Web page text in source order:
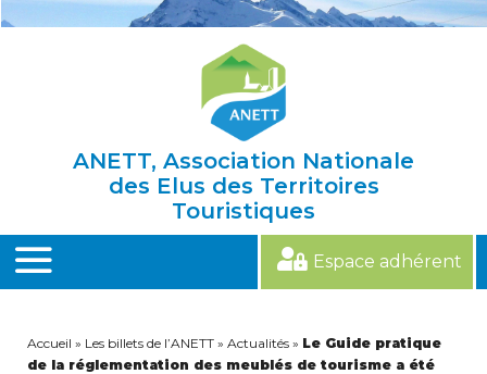
ANETT, Association Nationale
des Elus des Territoires
Touristiques
MENU
Espace adhérent
Accueil » Les billets de l’ANETT » Actualités » Le Guide pratique
de la réglementation des meublés de tourisme a été